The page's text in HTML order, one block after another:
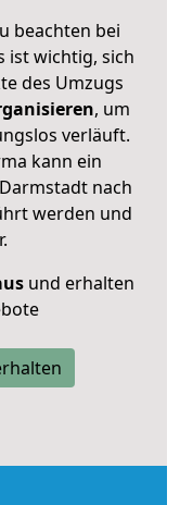
beachten bei
ist wichtig, sich
des Umzugs
, um
verläuft.
kann ein
nach
werden und
und erhalten